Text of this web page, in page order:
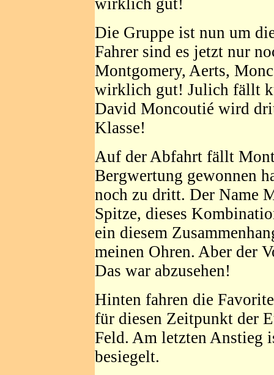
Die Gruppe ist nun um
Fahrer sind es jetzt nur
Montgomery, Aerts,
wirklich gut! Julich fällt
David Moncoutié wird
Klasse!
Auf der Abfahrt fällt
Bergwertung gewonnen
noch zu dritt. Der Name
Spitze, dieses
ein diesem
meinen Ohren. Aber der
Das war abzusehen!
Hinten fahren die
für diesen Zeitpunkt der
Feld. Am letzten Anstieg
besiegelt.